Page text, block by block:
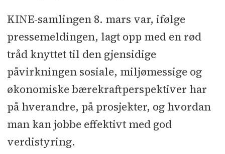
KINE-samlingen 8. mars var, ifølge
pressemeldingen, lagt opp med en rød
tråd knyttet til den gjensidige
påvirkningen sosiale, miljømessige og
økonomiske bærekraftperspektiver har
på hverandre, på prosjekter, og hvordan
man kan jobbe effektivt med god
verdistyring.